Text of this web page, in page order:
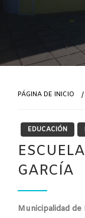
PÁGINA DE INICIO
EDUCACIÓN
GARCÍA
Municipalidad de